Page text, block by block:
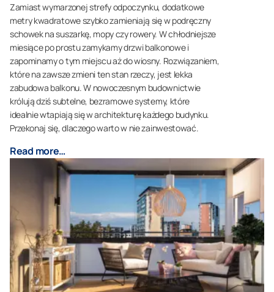
Zamiast wymarzonej strefy odpoczynku, dodatkowe
metry kwadratowe szybko zamieniają się w podręczny
schowek na suszarkę, mopy czy rowery. W chłodniejsze
miesiące po prostu zamykamy drzwi balkonowe i
zapominamy o tym miejscu aż do wiosny. Rozwiązaniem,
które na zawsze zmieni ten stan rzeczy, jest lekka
zabudowa balkonu. W nowoczesnym budownictwie
królują dziś subtelne, bezramowe systemy, które
idealnie wtapiają się w architekturę każdego budynku.
Przekonaj się, dlaczego warto w nie zainwestować.
Read more…